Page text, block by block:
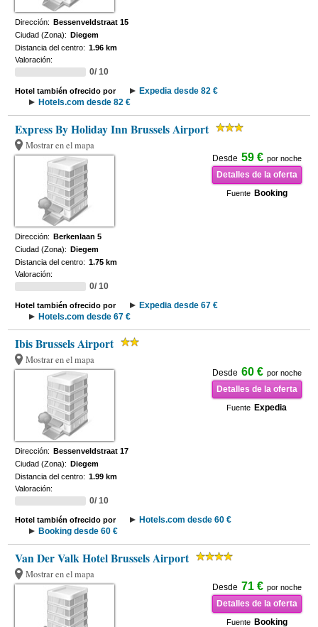
Dirección: Bessenveldstraat 15
Ciudad (Zona): Diegem
Distancia del centro: 1.96 km
Valoración:
0/ 10
Hotel también ofrecido por
Expedia desde 82 €
Hotels.com desde 82 €
Express By Holiday Inn Brussels Airport
Mostrar en el mapa
Desde 59 € por noche
Detalles de la oferta
Fuente Booking
Dirección: Berkenlaan 5
Ciudad (Zona): Diegem
Distancia del centro: 1.75 km
Valoración:
0/ 10
Hotel también ofrecido por
Expedia desde 67 €
Hotels.com desde 67 €
Ibis Brussels Airport
Mostrar en el mapa
Desde 60 € por noche
Detalles de la oferta
Fuente Expedia
Dirección: Bessenveldstraat 17
Ciudad (Zona): Diegem
Distancia del centro: 1.99 km
Valoración:
0/ 10
Hotel también ofrecido por
Hotels.com desde 60 €
Booking desde 60 €
Van Der Valk Hotel Brussels Airport
Mostrar en el mapa
Desde 71 € por noche
Detalles de la oferta
Fuente Booking